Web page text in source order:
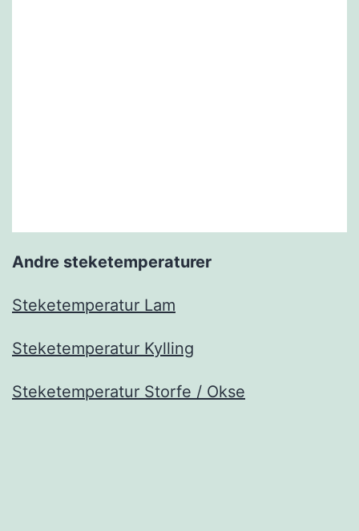
Andre steketemperaturer
Steketemperatur Lam
Steketemperatur Kylling
Steketemperatur Storfe / Okse